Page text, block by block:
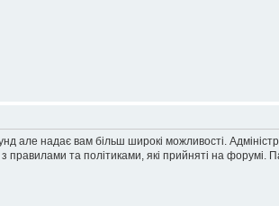
але надає вам більш широкі можливості.
правилами та політиками, які прийняті на